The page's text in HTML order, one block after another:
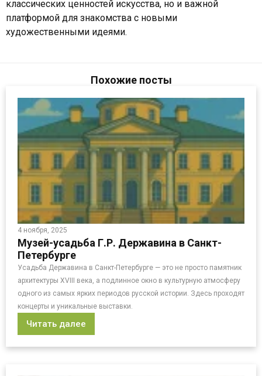
классических ценностей искусства, но и важной
платформой для знакомства с новыми
художественными идеями.
Похожие посты
4 ноября, 2025
Музей-усадьба Г.Р. Державина в Санкт-
Петербурге
Усадьба Державина в Санкт-Петербурге — это не просто памятник
архитектуры XVIII века, а подлинное окно в культурную атмосферу
одного из самых ярких периодов русской истории. Здесь проходят
концерты и уникальные выставки.
Читать далее